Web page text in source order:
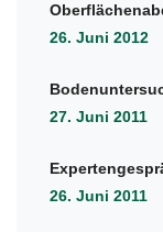
26. Juni 2012
27. Juni 2011
26. Juni 2011